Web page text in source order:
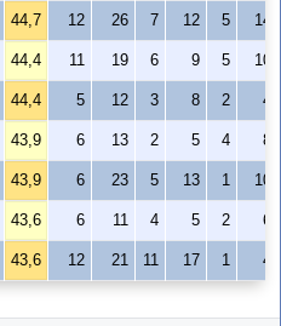
44,7 12 26 7 12 5 14
44,4 11 19 6 9 5 10
44,4 5 12 3 8 2 4
43,9 6 13 2 5 4 8
43,9 6 23 5 13 1 10
43,6 6 11 4 5 2 6
43,6 12 21 11 17 1 4